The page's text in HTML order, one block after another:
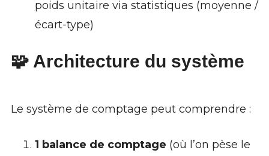
poids unitaire via statistiques (moyenne /
écart-type)
🧩 Architecture du système
Le système de comptage peut comprendre :
1 balance de comptage (où l’on pèse le